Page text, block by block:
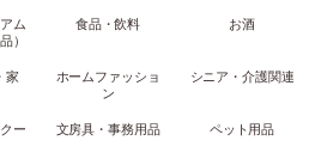
ム
）
食品・飲料 お酒
家
ホームファッショ
ン
シニア・介護関連
ー
文房具・事務用品 ペット用品